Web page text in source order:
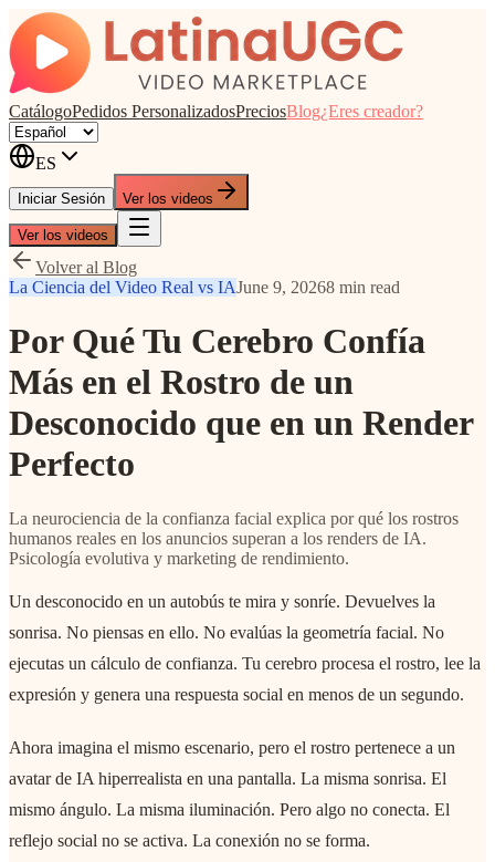
CatálogoPedidos PersonalizadosPreciosBlog¿Eres creador?
ES
Iniciar Sesión Ver los videos
Ver los videos
Volver al Blog
La Ciencia del Video Real vs IAJune 9, 20268 min read
Por Qué Tu Cerebro Confía
Más en el Rostro de un
Desconocido que en un Render
Perfecto
La neurociencia de la confianza facial explica por qué los rostros
humanos reales en los anuncios superan a los renders de IA.
Psicología evolutiva y marketing de rendimiento.
Un desconocido en un autobús te mira y sonríe. Devuelves la
sonrisa. No piensas en ello. No evalúas la geometría facial. No
ejecutas un cálculo de confianza. Tu cerebro procesa el rostro, lee la
expresión y genera una respuesta social en menos de un segundo.
Ahora imagina el mismo escenario, pero el rostro pertenece a un
avatar de IA hiperrealista en una pantalla. La misma sonrisa. El
mismo ángulo. La misma iluminación. Pero algo no conecta. El
reflejo social no se activa. La conexión no se forma.